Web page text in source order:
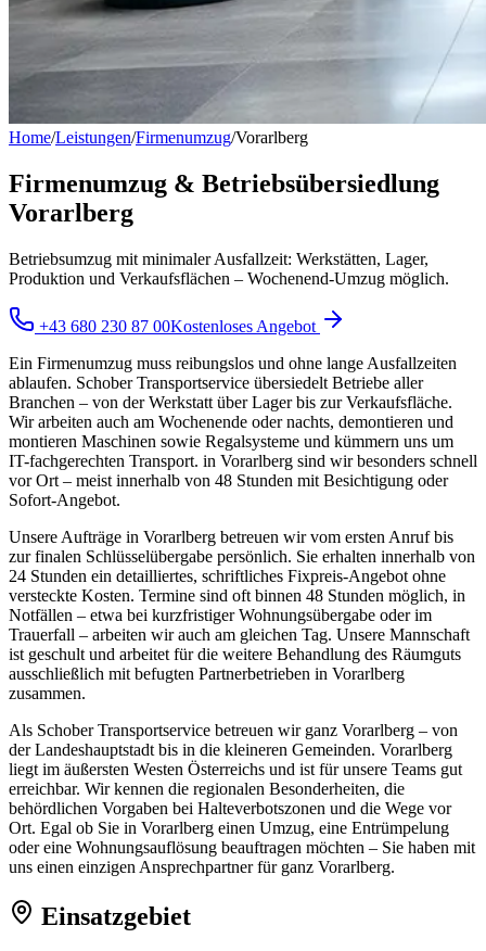
Home/Leistungen/Firmenumzug/Vorarlberg
Firmenumzug & Betriebsübersiedlung
Vorarlberg
Betriebsumzug mit minimaler Ausfallzeit: Werkstätten, Lager,
Produktion und Verkaufsflächen – Wochenend-Umzug möglich.
+43 680 230 87 00Kostenloses Angebot
Ein Firmenumzug muss reibungslos und ohne lange Ausfallzeiten
ablaufen. Schober Transportservice übersiedelt Betriebe aller
Branchen – von der Werkstatt über Lager bis zur Verkaufsfläche.
Wir arbeiten auch am Wochenende oder nachts, demontieren und
montieren Maschinen sowie Regalsysteme und kümmern uns um
IT-fachgerechten Transport. in Vorarlberg sind wir besonders schnell
vor Ort – meist innerhalb von 48 Stunden mit Besichtigung oder
Sofort-Angebot.
Unsere Aufträge in Vorarlberg betreuen wir vom ersten Anruf bis
zur finalen Schlüsselübergabe persönlich. Sie erhalten innerhalb von
24 Stunden ein detailliertes, schriftliches Fixpreis-Angebot ohne
versteckte Kosten. Termine sind oft binnen 48 Stunden möglich, in
Notfällen – etwa bei kurzfristiger Wohnungsübergabe oder im
Trauerfall – arbeiten wir auch am gleichen Tag. Unsere Mannschaft
ist geschult und arbeitet für die weitere Behandlung des Räumguts
ausschließlich mit befugten Partnerbetrieben in Vorarlberg
zusammen.
Als Schober Transportservice betreuen wir ganz Vorarlberg – von
der Landeshauptstadt bis in die kleineren Gemeinden. Vorarlberg
liegt im äußersten Westen Österreichs und ist für unsere Teams gut
erreichbar. Wir kennen die regionalen Besonderheiten, die
behördlichen Vorgaben bei Halteverbotszonen und die Wege vor
Ort. Egal ob Sie in Vorarlberg einen Umzug, eine Entrümpelung
oder eine Wohnungsauflösung beauftragen möchten – Sie haben mit
uns einen einzigen Ansprechpartner für ganz Vorarlberg.
Einsatzgebiet